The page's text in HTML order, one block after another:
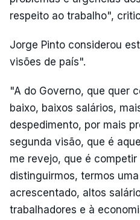
respeito ao trabalho",
Jorge Pinto considerou
visões de país".
"A do Governo, que quer
baixo, baixos salários,
despedimento, por mais
segunda visão, que é
me revejo, que é
distinguirmos, termos
acrescentado, altos
trabalhadores e à